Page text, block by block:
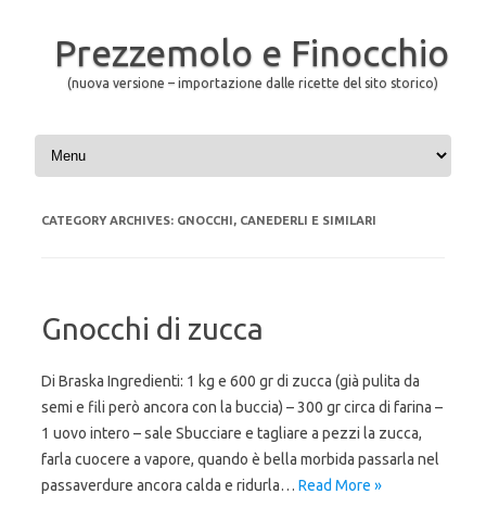
Prezzemolo e Finocchio
(nuova versione – importazione dalle ricette del sito storico)
Skip to content
CATEGORY ARCHIVES: GNOCCHI, CANEDERLI E SIMILARI
Gnocchi di zucca
Di Braska Ingredienti: 1 kg e 600 gr di zucca (già pulita da
semi e fili però ancora con la buccia) – 300 gr circa di farina –
1 uovo intero – sale Sbucciare e tagliare a pezzi la zucca,
farla cuocere a vapore, quando è bella morbida passarla nel
passaverdure ancora calda e ridurla… Read More »